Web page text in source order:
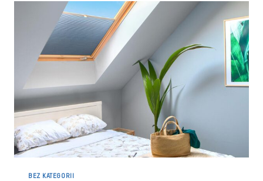
TWOIM
DOMU
BEZ KATEGORII